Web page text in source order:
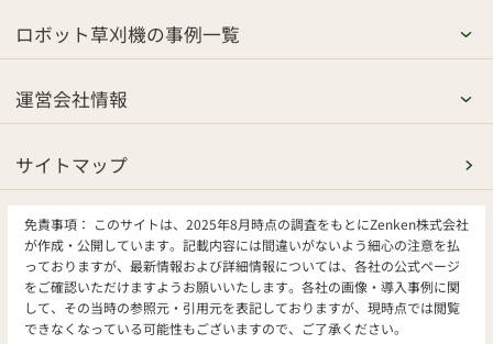
ロボット草刈機の事例一覧
運営会社情報
サイトマップ
免責事項： このサイトは、2025年8月時点の調査をもとにZenken株式会社
が作成・公開しています。記載内容には間違いがないよう細心の注意を払
っておりますが、最新情報および詳細情報については、各社の公式ページ
をご確認いただけますようお願いいたします。各社の画像・導入事例に関
して、その当時の参照元・引用元を表記しておりますが、現時点では閲覧
できなくなっている可能性もございますので、ご了承ください。